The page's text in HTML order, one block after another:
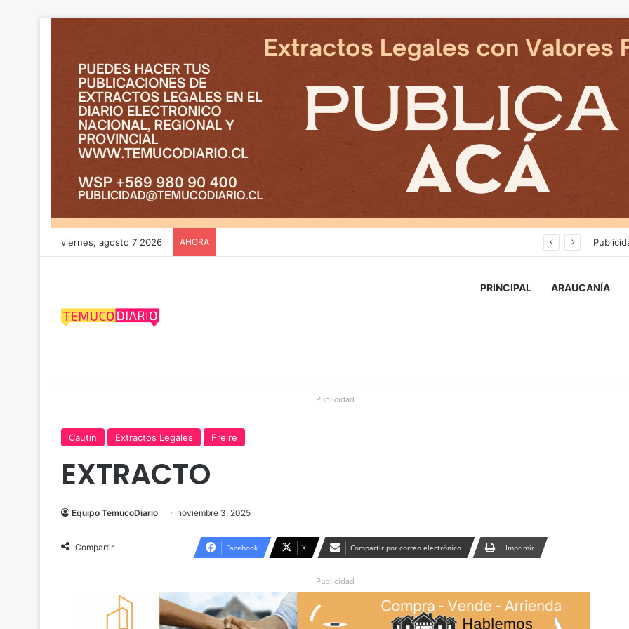
viernes, agosto 7 2026 AHORA
PRINCIPAL ARAUCANÍA
Publicidad
Cautín Extractos Legales Freire
EXTRACTO
Equipo TemucoDiario noviembre 3, 2025
Compartir Facebook X Compartir por correo electrónico Imprimir
Publicidad